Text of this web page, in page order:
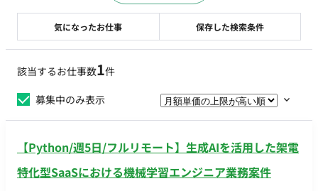
該当するお仕事数1件
募集中のみ表示
【Python/週5日/フルリモート】生成AIを活用した架電
特化型SaaSにおける機械学習エンジニア業務案件
気になったお仕事 保存した検索条件